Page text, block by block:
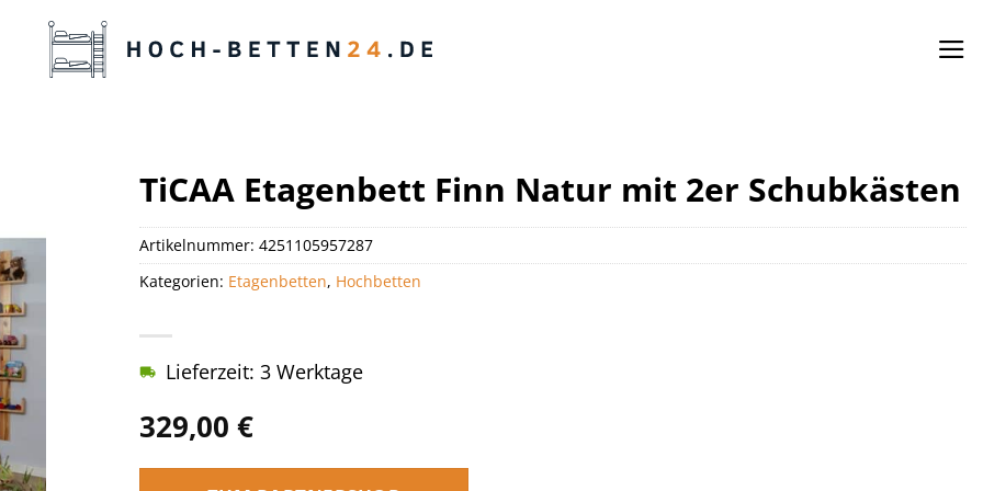
TiCAA Etagenbett Finn Natur mit 2er Schubkästen
329,00 €
Lieferzeit: 3 Werktage
Artikelnummer: 4251105957287
Kategorien: Etagenbetten, Hochbetten